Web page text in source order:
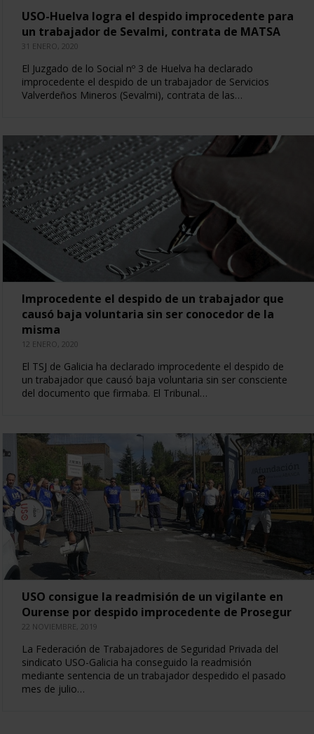
USO-Huelva logra el despido improcedente para
un trabajador de Sevalmi, contrata de MATSA
31 ENERO, 2020
El Juzgado de lo Social nº 3 de Huelva ha declarado
improcedente el despido de un trabajador de Servicios
Valverdeños Mineros (Sevalmi), contrata de las…
Improcedente el despido de un trabajador que
causó baja voluntaria sin ser conocedor de la
misma
12 ENERO, 2020
El TSJ de Galicia ha declarado improcedente el despido de
un trabajador que causó baja voluntaria sin ser consciente
del documento que firmaba. El Tribunal…
USO consigue la readmisión de un vigilante en
Ourense por despido improcedente de Prosegur
22 NOVIEMBRE, 2019
La Federación de Trabajadores de Seguridad Privada del
sindicato USO-Galicia ha conseguido la readmisión
mediante sentencia de un trabajador despedido el pasado
mes de julio…